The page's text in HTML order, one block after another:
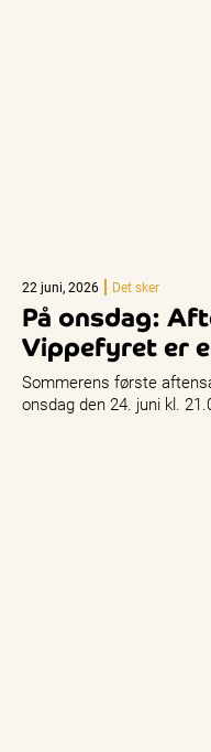
22 juni, 2026 Det sker
På onsdag:
Vippefyret er
Sommerens første
onsdag den 24. juni kl.